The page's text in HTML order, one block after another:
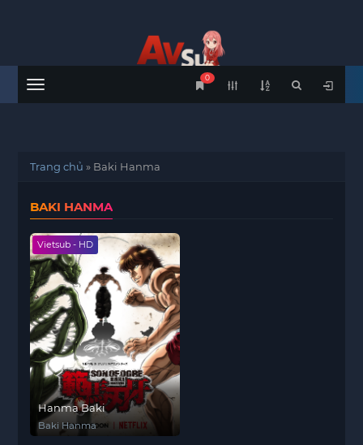
Menu
0
Trang chủ » Baki Hanma
BAKI HANMA
Vietsub - HD
Hanma Baki
Baki Hanma